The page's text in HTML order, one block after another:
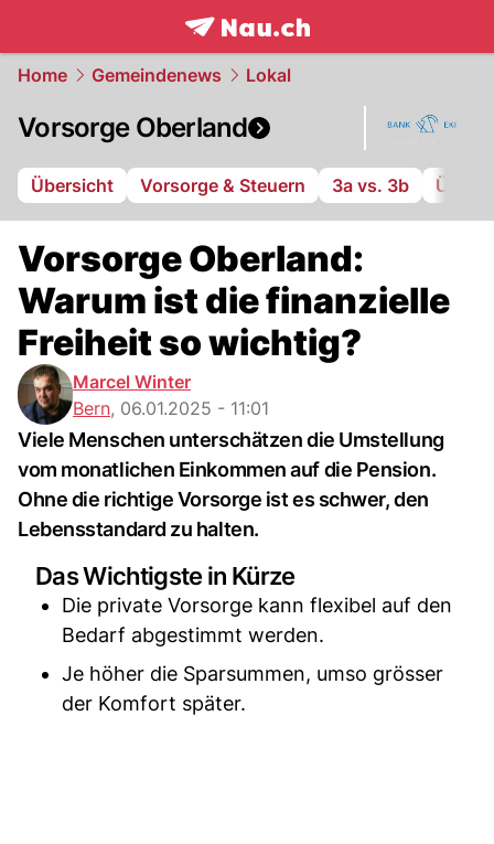
frontpage.NAU.ch
Home Gemeindenews Lokal
Vorsorge Oberland
Übersicht Vorsorge & Steuern 3a vs. 3b Über
Vorsorge Oberland:
Warum ist die finanzielle
Freiheit so wichtig?
Marcel Winter
Bern, 06.01.2025 - 11:01
Viele Menschen unterschätzen die Umstellung
vom monatlichen Einkommen auf die Pension.
Ohne die richtige Vorsorge ist es schwer, den
Lebensstandard zu halten.
Das Wichtigste in Kürze
Die private Vorsorge kann flexibel auf den
Bedarf abgestimmt werden.
Je höher die Sparsummen, umso grösser
der Komfort später.